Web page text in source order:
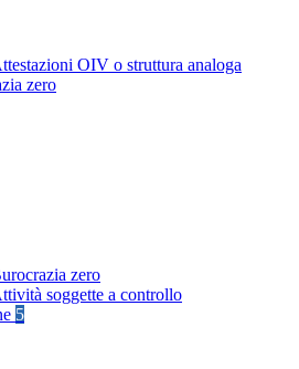
OIV o struttura analoga
zero
zero
soggette a controllo
5